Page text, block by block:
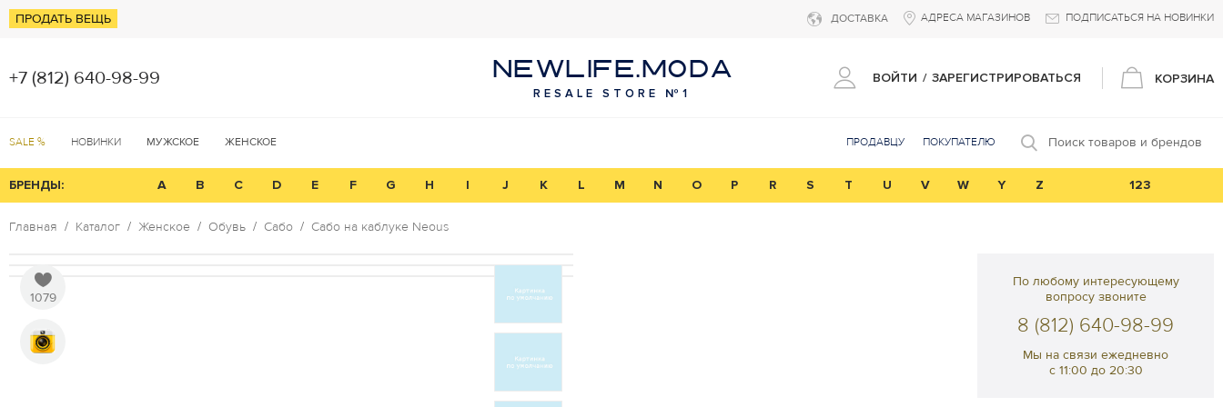
ПРОДАТЬ ВЕЩЬ ДОСТАВКА АДРЕСА МАГАЗИНОВ ПОДПИСАТЬСЯ НА НОВИНКИ
+7 (812) 640-98-99 NEWLIFE.MODA
RESALE STORE №1
ВОЙТИ / ЗАРЕГИСТРИРОВАТЬСЯ КОРЗИНА
SALE % НОВИНКИ МУЖСКОЕ ЖЕНСКОЕ ПРОДАВЦУ ПОКУПАТЕЛЮ Поиск товаров и брендов
БРЕНДЫ: A B C D E F G H I J K L M N O P R S T U V W Y Z 123
Главная Каталог Женское Обувь Сабо Сабо на каблуке Neous
1079
По любому интересующему
вопросу звоните
8 (812) 640-98-99
Мы на связи ежедневно
с 11:00 до 20:30